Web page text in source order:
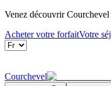
Venez découvrir
Acheter votre forfaitVotre
Courchevel